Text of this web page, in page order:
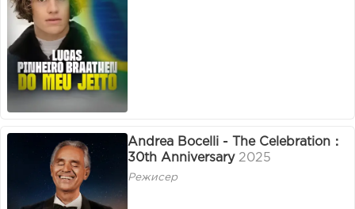
Andrea Bocelli - The Celebration：
30th Anniversary 2025
Режисер